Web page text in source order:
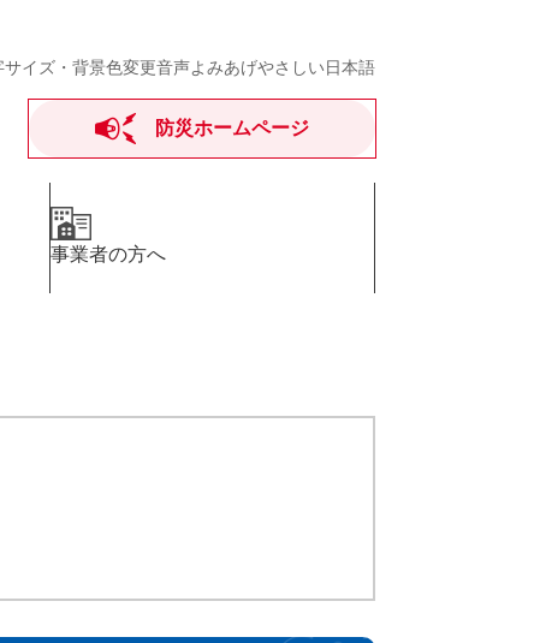
サイズ・背景色変更音声よみあげやさしい日本語
防災ホームページ
事業者の方へ